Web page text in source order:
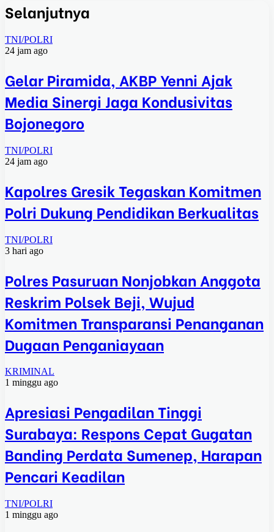
Selanjutnya
TNI/POLRI
24 jam ago
Gelar Piramida, AKBP Yenni Ajak
Media Sinergi Jaga Kondusivitas
Bojonegoro
TNI/POLRI
24 jam ago
Kapolres Gresik Tegaskan Komitmen
Polri Dukung Pendidikan Berkualitas
TNI/POLRI
3 hari ago
Polres Pasuruan Nonjobkan Anggota
Reskrim Polsek Beji, Wujud
Komitmen Transparansi Penanganan
Dugaan Penganiayaan
KRIMINAL
1 minggu ago
Apresiasi Pengadilan Tinggi
Surabaya: Respons Cepat Gugatan
Banding Perdata Sumenep, Harapan
Pencari Keadilan
TNI/POLRI
1 minggu ago